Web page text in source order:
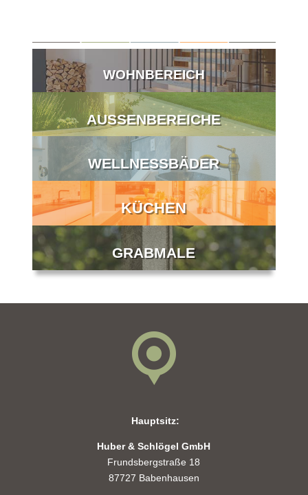
WOHNBEREICH
AUSSENBEREICHE
WELLNESSBÄDER
KÜCHEN
GRABMALE
Hauptsitz:
Huber & Schlögel GmbH
Frundsbergstraße 18
87727 Babenhausen